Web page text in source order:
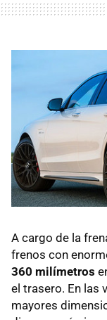
A cargo de la
frenos con
360 milímetros
el trasero. En las
mayores